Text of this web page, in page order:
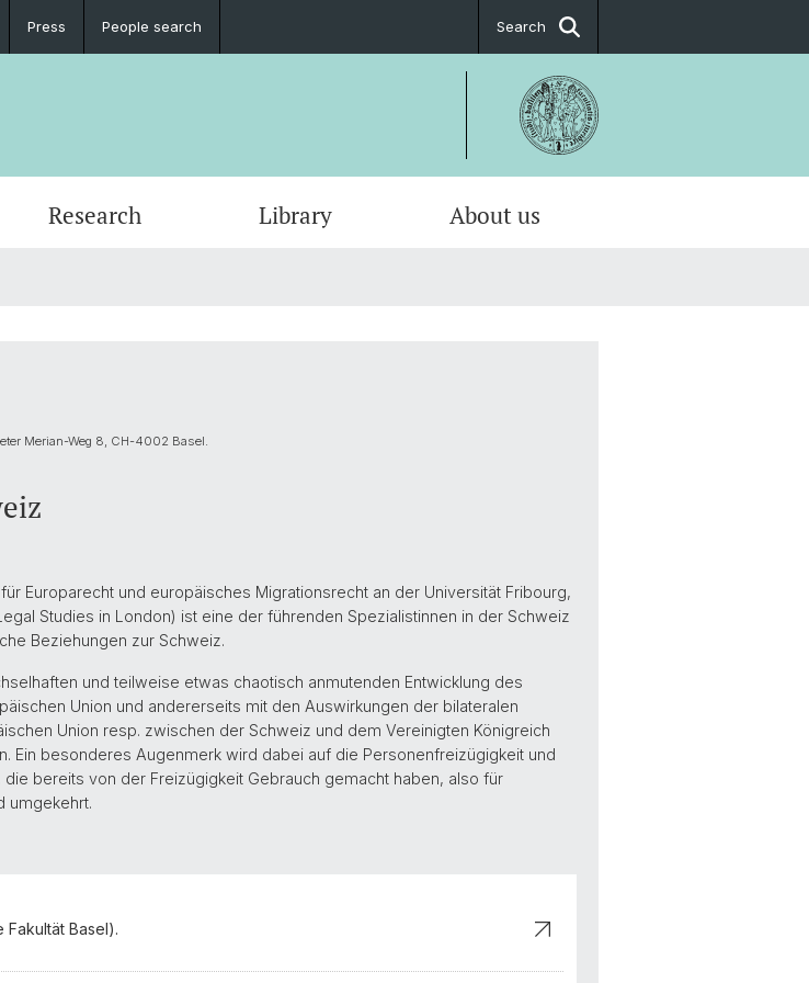
Press People search Search
Research Library About us
Merian-Weg 8, CH-4002 Basel.
Europarecht und europäisches Migrationsrecht an der Universität Fribourg,
Studies in London) ist eine der führenden Spezialistinnen in der Schweiz
Beziehungen zur Schweiz.
und teilweise etwas chaotisch anmutenden Entwicklung des
Union und andererseits mit den Auswirkungen der bilateralen
Union resp. zwischen der Schweiz und dem Vereinigten Königreich
Ein besonderes Augenmerk wird dabei auf die Personenfreizügigkeit und
bereits von der Freizügigkeit Gebrauch gemacht haben, also für
umgekehrt.
Fakultät Basel).